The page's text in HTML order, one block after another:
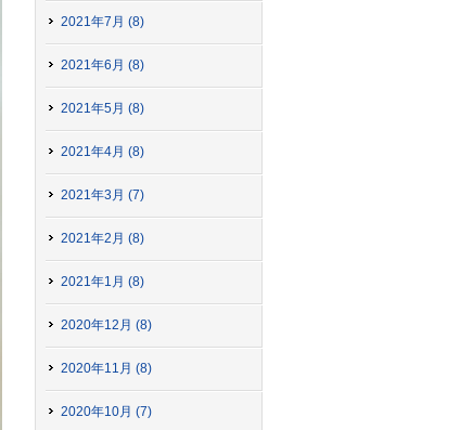
2021年7月 (8)
2021年6月 (8)
2021年5月 (8)
2021年4月 (8)
2021年3月 (7)
2021年2月 (8)
2021年1月 (8)
2020年12月 (8)
2020年11月 (8)
2020年10月 (7)